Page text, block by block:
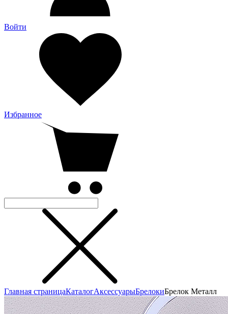
Войти
Избранное
Главная страницаКаталогАксеcсуарыБрелокиБрелок Металл